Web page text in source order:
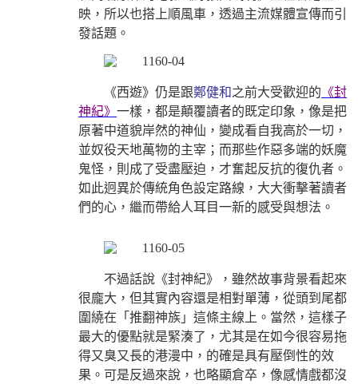
映，所以也搭上順風車，透過主流媒體宣傳而引
發話題。
《西遊》仍是跟鄭健和之前大受歡迎的 《封
神紀》 一樣，都是顛覆讀者的既定印象，像是把
原著中道貌岸然的神仙，變成看自我高於一切，
並奴役天地萬物的主宰；而那些作惡多端的妖魔
鬼怪，則成了受盡壓迫，才奮起反抗的復仇者。
如此迥異於傳統角色設定路線，大大衝擊著讀者
們的心，繼而帶給人耳目一新的感受與想法。
不過話說《封神紀》，雖然故事背景看起來
很龐大，但其實內容還是相對單薄，從頭到尾都
圍繞在「推翻神族」這條主線上。當然，這樣子
最大的優點就是緊湊了，尤其是在如今很容易拖
得又臭又長的港漫中，的確是具有壓倒性的效
果。可是反過來說，也略顯倉卒，像感情戲都沒